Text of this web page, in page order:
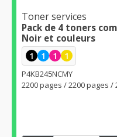
Toner services
Pack de 4 toners
Noir et couleurs
1 1 1 1
P4KB245NCMY
2200 pages / 2200 pages /